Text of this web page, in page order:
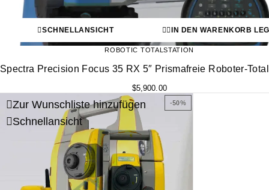
SCHNELLANSICHT IN DEN WARENKORB
ROBOTIC TOTALSTATION
Spectra Precision Focus 35 RX 5″ Prismafreie Roboter-
$5,900.00
-50%
Zur Wunschliste hinzufügen
Schnellansicht